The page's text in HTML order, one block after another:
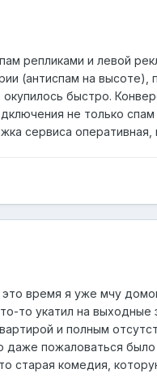
репликами и левой
(антиспам на высоте),
быстро.
не только
сервиса оперативная,
время я уже мчу
то укатил на
и полным
пожаловаться было
старая комедия,